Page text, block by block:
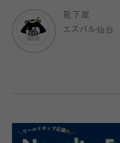
靴下屋
エスパル仙台